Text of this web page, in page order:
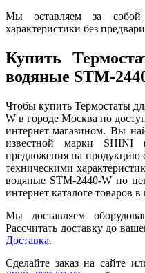
Мы оставляем за собой
характеристики без
Купить
водяные STM-
Чтобы купить Термостаты
W в городе Москва по
интернет-магазином. Вы
известной марки SHINI
предложения на продукцию
техническими
водяные STM-2440-W по
интернет каталоге товаров
Мы доставляем
Рассчитать доставку до
Доставка.
Сделайте заказ на сайте